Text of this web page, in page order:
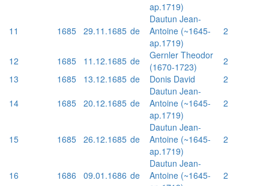
ap.1719)
11 1685 29.11.1685 de
Dautun Jean-
Antoine (~1645-
ap.1719)
2
12 1685 11.12.1685 de
Gernler Theodor
(1670-1723)
2
13
1685 13.12.1685 de Donis David
2
14
1685 20.12.1685 de
Dautun Jean-
Antoine (~1645-
ap.1719)
2
15 1685 26.12.1685 de
Dautun Jean-
Antoine (~1645-
ap.1719)
2
16 1686 09.01.1686 de
Dautun Jean-
Antoine (~1645-
2